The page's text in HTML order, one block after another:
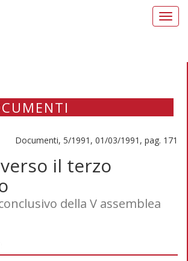
Documenti, 5/1991, 01/03/1991, pag. 171
il terzo
della V assemblea